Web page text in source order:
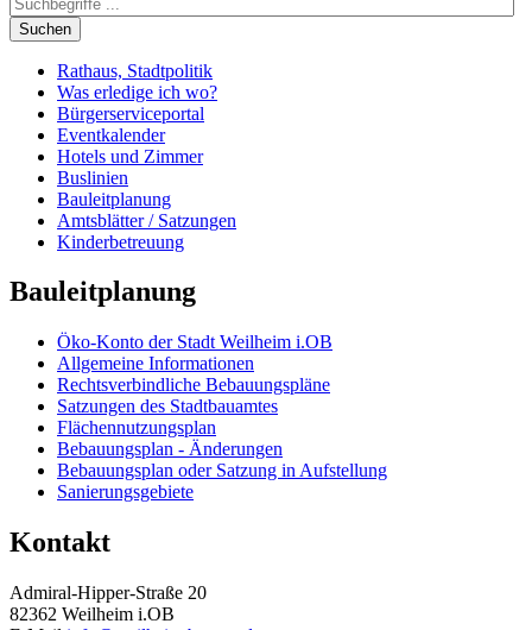
Suchen
Rathaus, Stadtpolitik
Was erledige ich wo?
Bürgerserviceportal
Eventkalender
Hotels und Zimmer
Buslinien
Bauleitplanung
Amtsblätter / Satzungen
Kinderbetreuung
Bauleitplanung
Öko-Konto der Stadt Weilheim i.OB
Allgemeine Informationen
Rechtsverbindliche Bebauungspläne
Satzungen des Stadtbauamtes
Flächennutzungsplan
Bebauungsplan - Änderungen
Bebauungsplan oder Satzung in Aufstellung
Sanierungsgebiete
Kontakt
Admiral-Hipper-Straße 20
82362 Weilheim i.OB